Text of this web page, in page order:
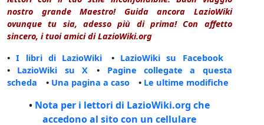
nostro grande Maestro! Guida ancora LazioWiki
ovunque tu sia, adesso più di prima! Con affetto
sincero, i tuoi amici di LazioWiki.org
•I libri di LazioWiki • LazioWiki su Facebook
• LazioWiki su X • Pagine collegate a questa
scheda • Una pagina a caso • Le ultime modifiche
• Nota per i lettori di LazioWiki.org che
accedono al sito con un cellulare